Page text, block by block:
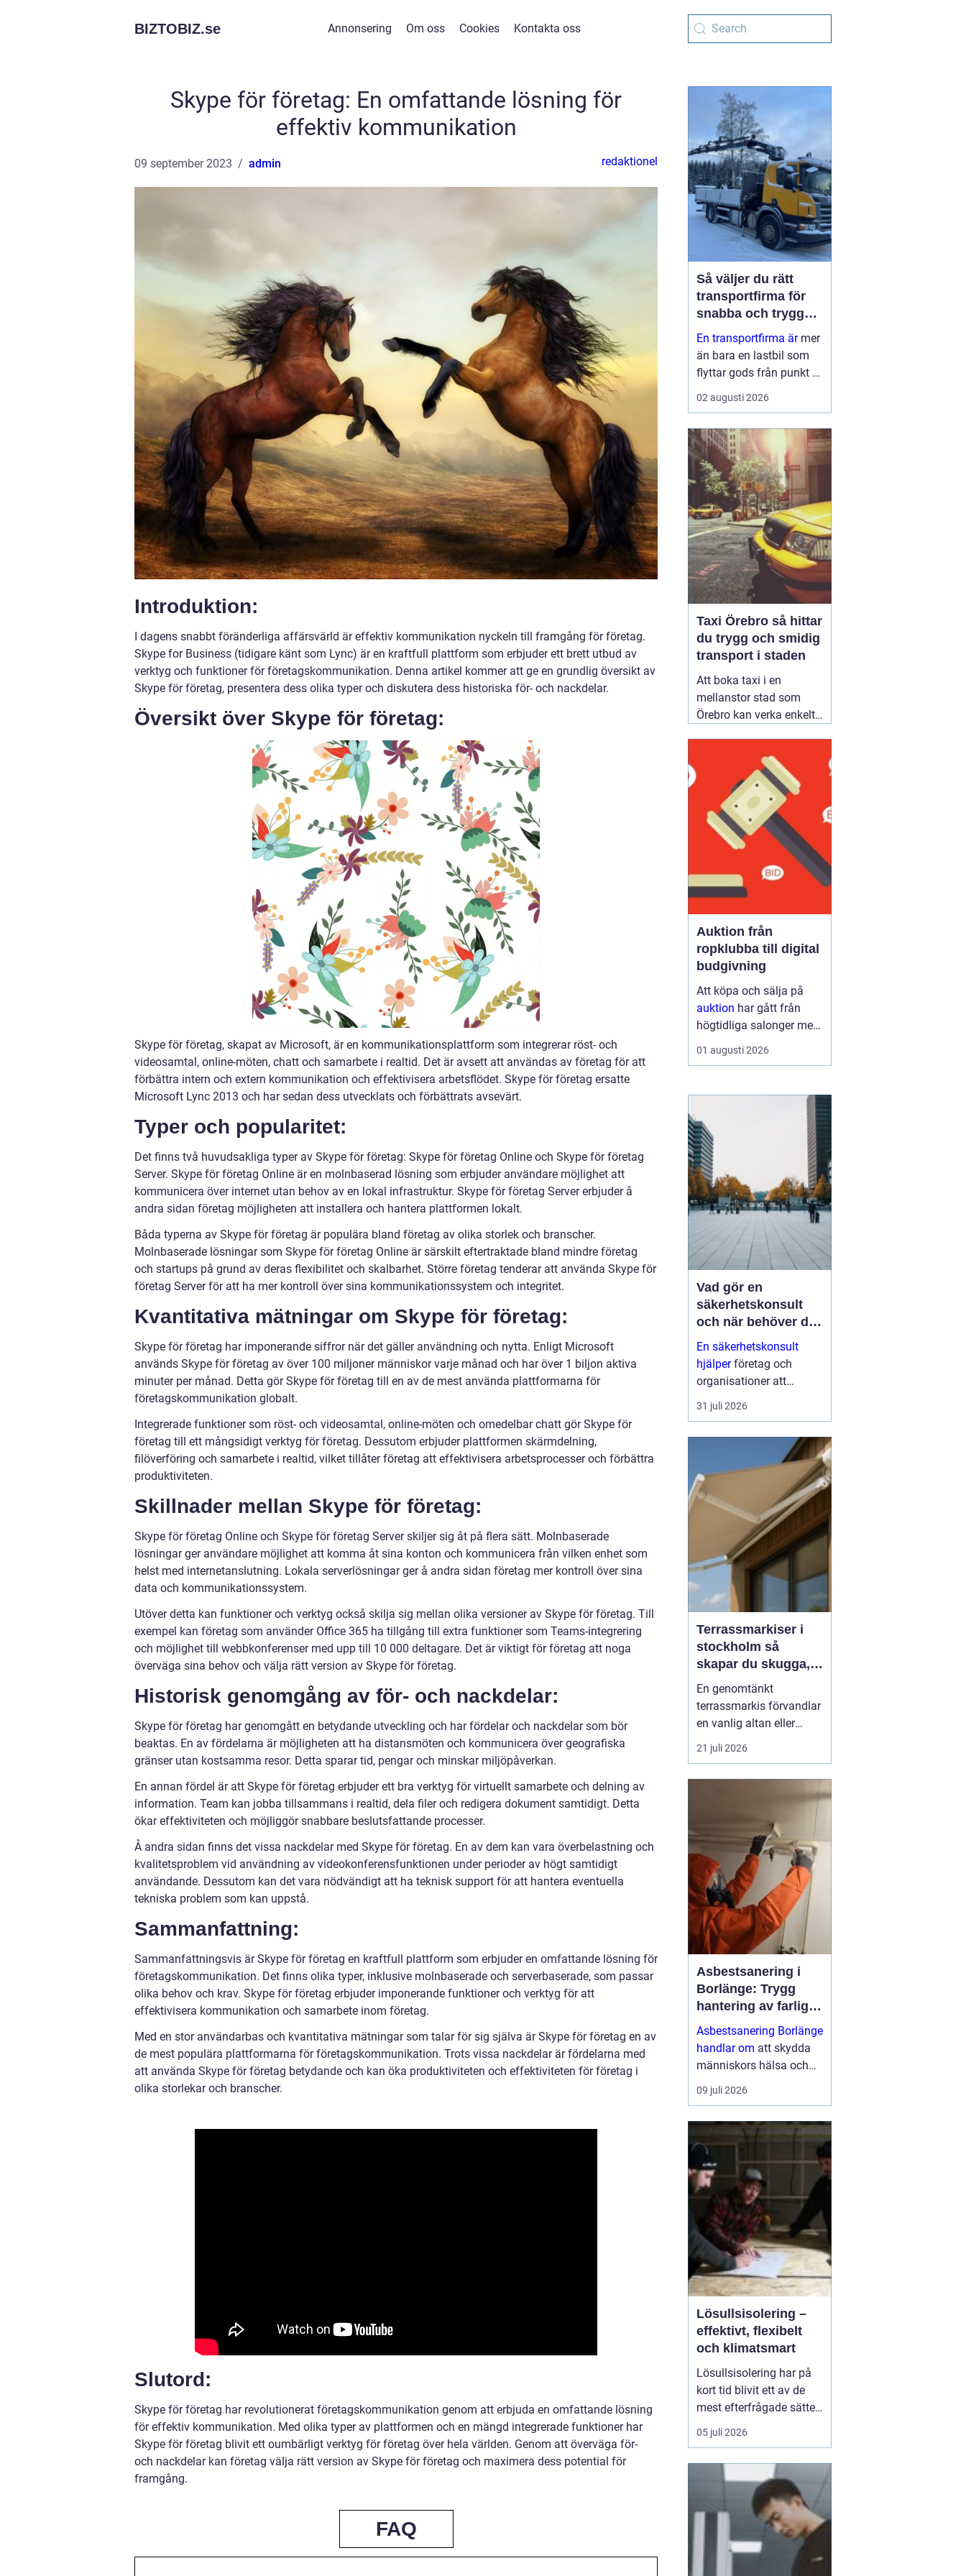
BIZTOBIZ.se Annonsering Om oss Cookies Kontakta oss
Skype för företag: En omfattande lösning för
effektiv kommunikation
09 september 2023 admin redaktionel
Introduktion:
I dagens snabbt föränderliga affärsvärld är effektiv kommunikation nyckeln till framgång för företag.
Skype for Business (tidigare känt som Lync) är en kraftfull plattform som erbjuder ett brett utbud av
verktyg och funktioner för företagskommunikation. Denna artikel kommer att ge en grundlig översikt av
Skype för företag, presentera dess olika typer och diskutera dess historiska för- och nackdelar.
Översikt över Skype för företag:
Skype för företag, skapat av Microsoft, är en kommunikationsplattform som integrerar röst- och
videosamtal, online-möten, chatt och samarbete i realtid. Det är avsett att användas av företag för att
förbättra intern och extern kommunikation och effektivisera arbetsflödet. Skype för företag ersatte
Microsoft Lync 2013 och har sedan dess utvecklats och förbättrats avsevärt.
Typer och popularitet:
Det finns två huvudsakliga typer av Skype för företag: Skype för företag Online och Skype för företag
Server. Skype för företag Online är en molnbaserad lösning som erbjuder användare möjlighet att
kommunicera över internet utan behov av en lokal infrastruktur. Skype för företag Server erbjuder å
andra sidan företag möjligheten att installera och hantera plattformen lokalt.
Båda typerna av Skype för företag är populära bland företag av olika storlek och branscher.
Molnbaserade lösningar som Skype för företag Online är särskilt eftertraktade bland mindre företag
och startups på grund av deras flexibilitet och skalbarhet. Större företag tenderar att använda Skype för
företag Server för att ha mer kontroll över sina kommunikationssystem och integritet.
Kvantitativa mätningar om Skype för företag:
Skype för företag har imponerande siffror när det gäller användning och nytta. Enligt Microsoft
används Skype för företag av över 100 miljoner människor varje månad och har över 1 biljon aktiva
minuter per månad. Detta gör Skype för företag till en av de mest använda plattformarna för
företagskommunikation globalt.
Integrerade funktioner som röst- och videosamtal, online-möten och omedelbar chatt gör Skype för
företag till ett mångsidigt verktyg för företag. Dessutom erbjuder plattformen skärmdelning,
filöverföring och samarbete i realtid, vilket tillåter företag att effektivisera arbetsprocesser och förbättra
produktiviteten.
Skillnader mellan Skype för företag:
Skype för företag Online och Skype för företag Server skiljer sig åt på flera sätt. Molnbaserade
lösningar ger användare möjlighet att komma åt sina konton och kommunicera från vilken enhet som
helst med internetanslutning. Lokala serverlösningar ger å andra sidan företag mer kontroll över sina
data och kommunikationssystem.
Utöver detta kan funktioner och verktyg också skilja sig mellan olika versioner av Skype för företag. Till
exempel kan företag som använder Office 365 ha tillgång till extra funktioner som Teams-integrering
och möjlighet till webbkonferenser med upp till 10 000 deltagare. Det är viktigt för företag att noga
överväga sina behov och välja rätt version av Skype för företag.
Historisk genomgång av för- och nackdelar:
Skype för företag har genomgått en betydande utveckling och har fördelar och nackdelar som bör
beaktas. En av fördelarna är möjligheten att ha distansmöten och kommunicera över geografiska
gränser utan kostsamma resor. Detta sparar tid, pengar och minskar miljöpåverkan.
En annan fördel är att Skype för företag erbjuder ett bra verktyg för virtuellt samarbete och delning av
information. Team kan jobba tillsammans i realtid, dela filer och redigera dokument samtidigt. Detta
ökar effektiviteten och möjliggör snabbare beslutsfattande processer.
Å andra sidan finns det vissa nackdelar med Skype för företag. En av dem kan vara överbelastning och
kvalitetsproblem vid användning av videokonferensfunktionen under perioder av högt samtidigt
användande. Dessutom kan det vara nödvändigt att ha teknisk support för att hantera eventuella
tekniska problem som kan uppstå.
Sammanfattning:
Sammanfattningsvis är Skype för företag en kraftfull plattform som erbjuder en omfattande lösning för
företagskommunikation. Det finns olika typer, inklusive molnbaserade och serverbaserade, som passar
olika behov och krav. Skype för företag erbjuder imponerande funktioner och verktyg för att
effektivisera kommunikation och samarbete inom företag.
Med en stor användarbas och kvantitativa mätningar som talar för sig själva är Skype för företag en av
de mest populära plattformarna för företagskommunikation. Trots vissa nackdelar är fördelarna med
att använda Skype för företag betydande och kan öka produktiviteten och effektiviteten för företag i
olika storlekar och branscher.
Slutord:
Skype för företag har revolutionerat företagskommunikation genom att erbjuda en omfattande lösning
för effektiv kommunikation. Med olika typer av plattformen och en mängd integrerade funktioner har
Skype för företag blivit ett oumbärligt verktyg för företag över hela världen. Genom att överväga för-
och nackdelar kan företag välja rätt version av Skype för företag och maximera dess potential för
framgång.
FAQ
Så väljer du rätt
transportfirma för
snabba och trygga
leveranser
En transportfirma ärmer
än bara en lastbil som
flyttar gods från punkt A
till punkt B. För många
företag är den en
verksamheten ett nav
som påverkar
kundnöjdhet, lönsamhet
och miljöpåverkan. ...
02 augusti 2026
Taxi Örebro så hittar
du trygg och smidig
transport i staden
Att boka taxi i en
mellanstor stad som
Örebro kan verka enkelt.
och slippa fundera över
priset i efterhand. Därför
blir valet av bolag
viktigare än man först
tror. Den som jämför
alternativ för
02 augusti
2026
Auktion från
ropklubba till digital
budgivning
Att köpa och sälja på
auktion har gått från
högtidliga salonger med
ropande utropare till
snabba klick på mobilen
har förändrats, men
kärnan är densamma:
mötet mellan säljare
som vill få u...
01 augusti 2026
Vad gör en
säkerhetskonsult
och när behöver du
en?
En säkerhetskonsult
hjälperföretag och
organisationer att
förebygga inbrott,
sabotage och andra
och verksamheter. Fokus
ligger på fysisk säkerhet:
väggar, dörrar, glas, p...
31 juli 2026
Terrassmarkiser i
stockholm så
skapar du skugga,
stil och komfort på
uteplatsen
En genomtänkt
terrassmarkis förvandlar
en vanlig altan eller
uteplats till ett extra rum
under sommarhalvåret. I
där solen kan steka hårt
ena dagen och vinden ta
i nästa, är rätt solskydd
avgörande för att
uteplatsen ska använd...
21 juli 2026
Asbestsanering i
Borlänge: Trygg
hantering av farliga
fibrer
Asbestsanering Borlänge
handlar om att skydda
människors hälsa och
skapa säkra miljöer i
bostäder, skolor,
Nä...
09 juli 2026
Lösullsisolering –
effektivt, flexibelt
och klimatsmart
Lösullsisolering har på
kort tid blivit ett av de
mest efterfrågade sätten
att isolera vindar, tak och
svåråtkomliga
bygger på att man blåser
in isolerande material
ofta cellulosa, tr&au...
05 juli 2026